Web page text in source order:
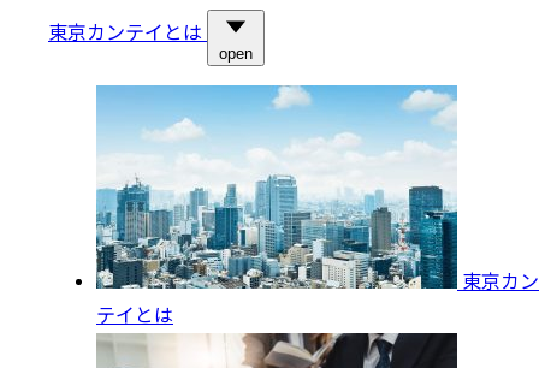
東京カンテイとは
open
東京カン
テイとは